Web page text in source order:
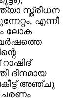
സ്ത്രീധന
എന്നീ
ലോക
ദിനമായ
അഞ്ചു